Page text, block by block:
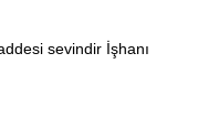
sevindir İşhanı